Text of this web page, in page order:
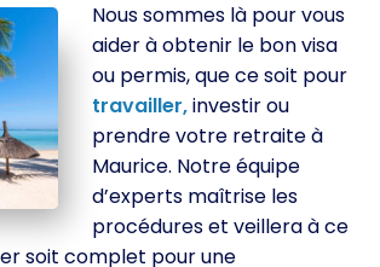
Nous sommes là pour vous
aider à obtenir le bon visa
ou permis, que ce soit pour
travailler,investir ou
prendre votre retraite à
Maurice. Notre équipe
d’experts maîtrise les
procédures et veillera à ce
soit complet pour une